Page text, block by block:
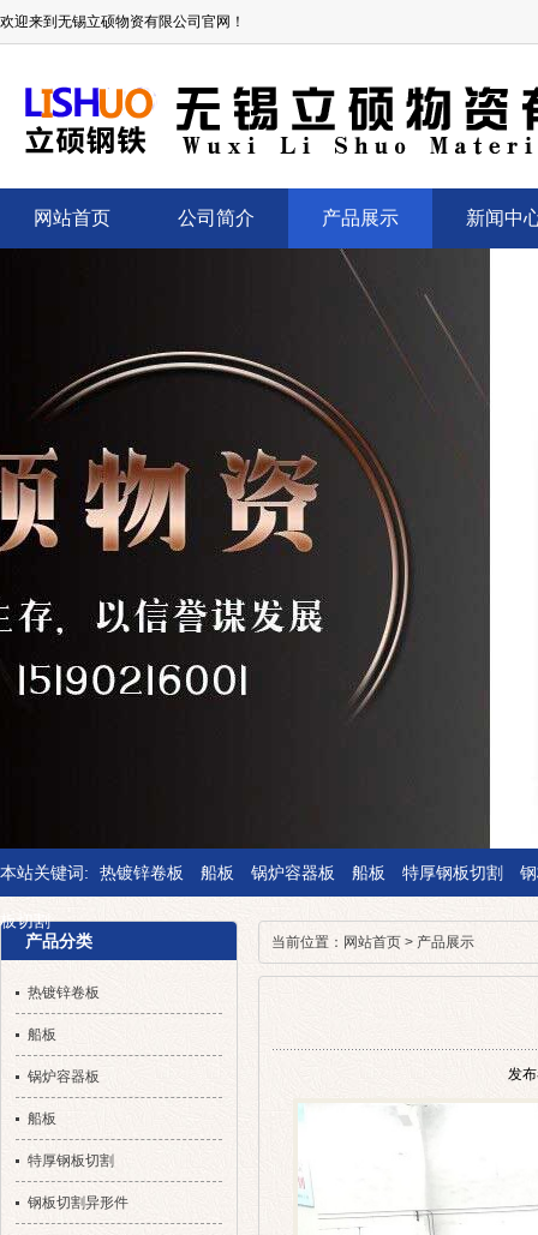
欢迎来到无锡立硕物资有限公司官网！
网站首页 公司简介 产品展示 新闻中
本站关键词: 热镀锌卷板 船板 锅炉容器板 船板 特厚钢板切割
板切割
当前位置： 网站首页 > 产品展示
发
产品分类
热镀锌卷板
船板
锅炉容器板
船板
特厚钢板切割
钢板切割异形件